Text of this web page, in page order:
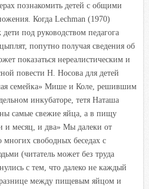
познакомить детей с общими
Когда Lechman (1970)
под руководством педагога
попутно получая сведения об
показаться нереалистическим и
повести Н. Носова для детей
семейка» Мише и Коле, решившим
инкубаторе, тетя Наташа
самые свежие яйца, а в пищу
и месяц, и два» Мы далеки от
свободных беседах с
(читатель может без труда
с тем, что далеко не каждый
между пищевым яйцом и